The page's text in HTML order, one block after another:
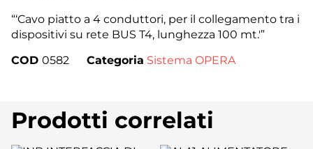
“‘Cavo piatto a 4 conduttori, per il collegamento tra i
dispositivi su rete BUS T4, lunghezza 100 mt.'”
COD 0582 Categoria Sistema OPERA
Prodotti correlati